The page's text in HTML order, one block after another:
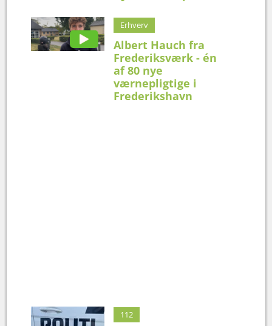
Erhverv
Albert Hauch fra
Frederiksværk - én
af 80 nye
værnepligtige i
Frederikshavn
112